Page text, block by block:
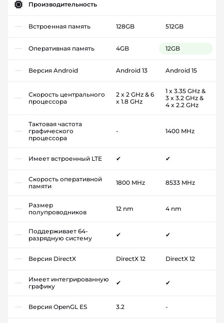
Производительность
Встроенная память 128GB 512GB
Оперативная память 4GB 12GB
Версия Android Android 13 Android 15
Скорость центрального
процессора
2 x 2 GHz & 6
x 1.8 GHz
1 x 3.35 GHz &
3 x 3.2 GHz &
4 x 2.2 GHz
Тактовая частота
графического
процессора
- 1400 MHz
Имеет встроенный LTE ✔ ✔
Скорость оперативной
памяти
1800 MHz 8533 MHz
Размер
полупроводников
12 nm 4 nm
Поддерживает 64-
разрядную систему
✔ ✔
Версия DirectX DirectX 12 DirectX 12
Имеет интегрированную
графику
✔ ✔
Версия OpenGL ES 3.2 -